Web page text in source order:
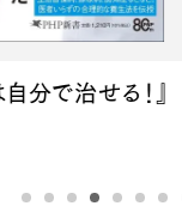
る！』